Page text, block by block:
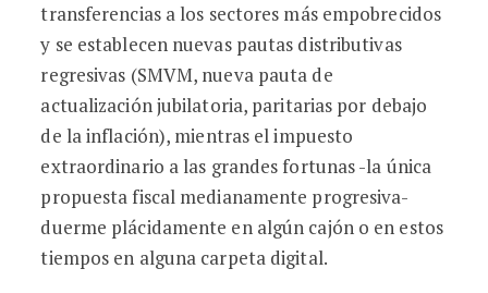
transferencias a los sectores más empobrecidos
y se establecen nuevas pautas distributivas
regresivas (SMVM, nueva pauta de
actualización jubilatoria, paritarias por debajo
de la inflación), mientras el impuesto
extraordinario a las grandes fortunas -la única
propuesta fiscal medianamente progresiva-
duerme plácidamente en algún cajón o en estos
tiempos en alguna carpeta digital.